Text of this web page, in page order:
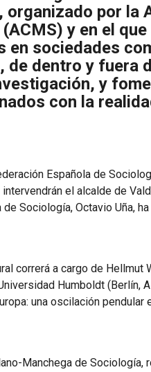
organizado por
y en el
en sociedades
de dentro y fuera
y
con la
Española de
intervendrán el alcalde de
Sociología, Octavio Uña,
correrá a cargo de
Humboldt (Berlín,
una oscilación pendular
Manchega de